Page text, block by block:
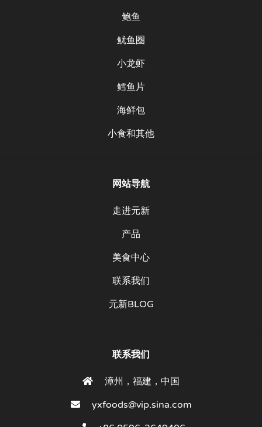
鲍鱼
鱿鱼圈
小龙虾
鳕鱼片
海鲜包
小食和其他
网站导航
走进元新
产品
美食中心
联系我们
元新BLOG
联系我们
漳州，福建，中国
yxfoods@vip.sina.com